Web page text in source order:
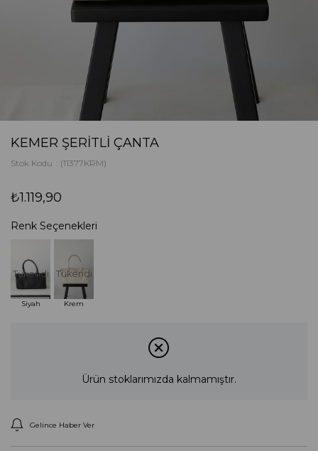
KEMER ŞERITLI ÇANTA
Stok Kodu (11377KRM)
₺1.119,90
Renk Seçenekleri
Tükendi
Siyah
Tükendi
Krem
Ürün stoklarımızda kalmamıştır.
Gelince Haber Ver